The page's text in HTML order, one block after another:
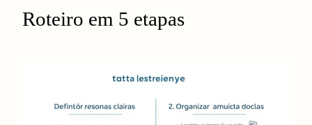
Roteiro em 5 etapas